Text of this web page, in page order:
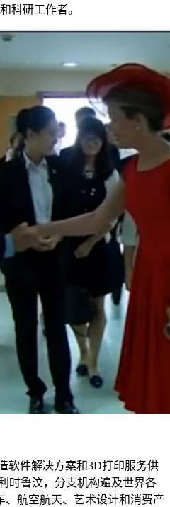
科研工作者。
软件解决方案和3D打印服务供
时鲁汶，分支机构遍及世界各
航空航天、艺术设计和消费产